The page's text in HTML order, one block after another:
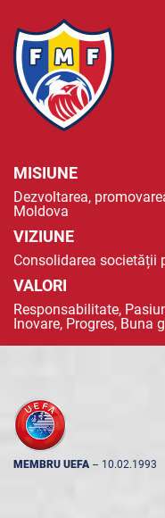
MISIUNE
Dezvoltarea,
Moldova
VIZIUNE
Consolidarea societății
VALORI
Responsabilitate,
Inovare, Progres, Buna
MEMBRU UEFA -- 10.02.1993